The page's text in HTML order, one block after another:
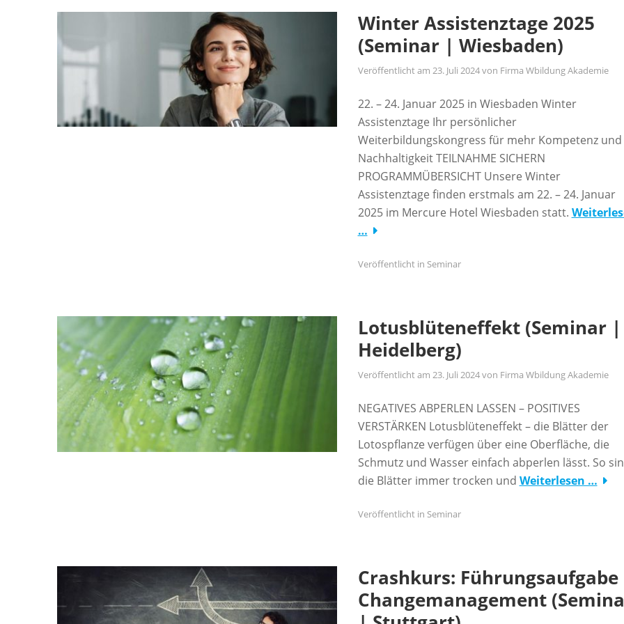
Winter Assistenztage 2025
(Seminar | Wiesbaden)
Veröffentlicht am 23. Juli 2024von Firma Wbildung Akademie
22. – 24. Januar 2025 in Wiesbaden Winter
Assistenztage Ihr persönlicher
Weiterbildungskongress für mehr Kompetenz und
Nachhaltigkeit TEILNAHME SICHERN
PROGRAMMÜBERSICHT Unsere Winter
Assistenztage finden erstmals am 22. – 24. Januar
2025 im Mercure Hotel Wiesbaden statt.
…
Veröffentlicht in Seminar
Lotusblüteneffekt (Seminar |
Heidelberg)
Veröffentlicht am 23. Juli 2024von Firma Wbildung Akademie
NEGATIVES ABPERLEN LASSEN – POSITIVES
VERSTÄRKEN Lotusblüteneffekt – die Blätter der
Lotospflanze verfügen über eine Oberfläche, die
Schmutz und Wasser einfach abperlen lässt. So
die Blätter immer trocken und Weiterlesen …
Veröffentlicht in Seminar
Crashkurs: Führungsaufgabe
Changemanagement